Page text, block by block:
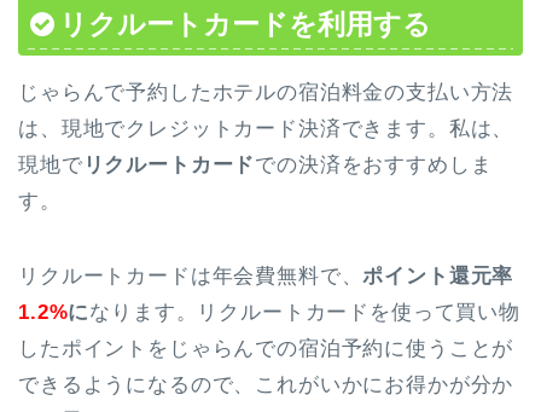
リクルートカードを利用する
じゃらんで予約したホテルの宿泊料金の支払い方法
は、現地でクレジットカード決済できます。私は、
現地で リクルートカードでの決済をおすすめしま
す。
リクルートカードは年会費無料で、ポイント還元率
1.2%になります。リクルートカードを使って買い物
したポイントをじゃらんでの宿泊予約に使うことが
できるようになるので、これがいかにお得かが分か